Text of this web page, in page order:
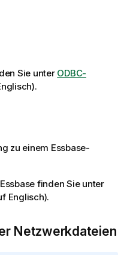
Sie unter ODBC-
.
zu einem Essbase-
Essbase finden Sie unter
Englisch).
Netzwerkdateien